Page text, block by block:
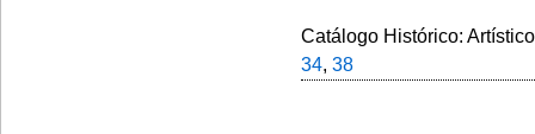
Catálogo Histórico:
34, 38